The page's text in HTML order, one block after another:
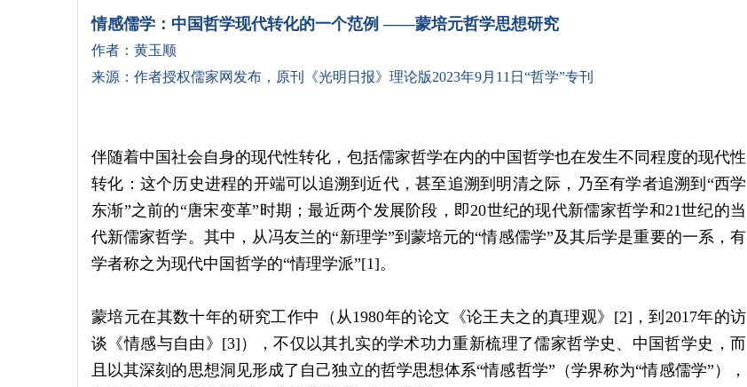
情感儒学：中国哲学现代转化的一个范例 ——蒙培元哲学思想研究
作者： 黄玉顺
来源：作者授权儒家网发布， 原刊《光明日报》理论版2023年9月 11 日“哲学”专刊
伴随着中国社会自身的现代性转化，包括儒家哲学在内的中国哲学也在发生不同程度的现代性
转化：这个历史进程的开端可以追溯到近代，甚至追溯到明清之际，乃至有学者追溯到“西学
东渐”之前的“唐宋变革”时期；最近两个发展阶段，即20世纪的现代新儒家哲学和21世纪的当
代新儒家哲学。其中，从冯友兰的“新理学”到蒙培元的“情感儒学”及其后学是重要的一系，有
学者称之为现代中国哲学的“情理学派”[1]。
蒙培元在其数十年的研究工作中（从1980年的论文《论王夫之的真理观》[2]，到2017年的访
谈《情感与自由》[3]），不仅以其扎实的学术功力重新梳理了儒家哲学史、中国哲学史，而
且以其深刻的思想洞见形成了自己独立的哲学思想体系“情感哲学”（学界称为“情感儒学”），